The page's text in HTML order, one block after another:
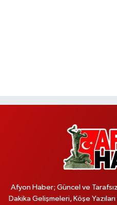
Afyon Haber; Güncel ve
Dakika Gelişmeleri, Köşe